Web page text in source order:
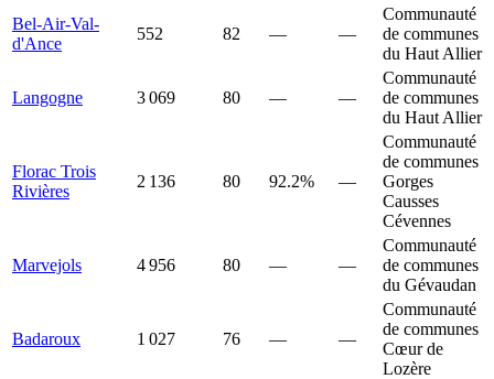
Bel-Air-Val-
d'Ance
552 82 — —
Communauté
de communes
du Haut Allier
Langogne 3 069 80 — —
Communauté
de communes
du Haut Allier
Florac Trois
Rivières
2 136 80 92.2% —
Communauté
de communes
Gorges
Causses
Cévennes
Marvejols 4 956 80 — —
Communauté
de communes
du Gévaudan
Badaroux 1 027 76 — —
Communauté
de communes
Cœur de
Lozère